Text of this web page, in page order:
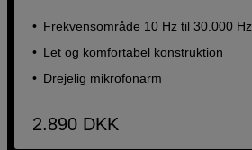
Frekvensområde 10 Hz til 30.000 Hz
Let og komfortabel konstruktion
Drejelig mikrofonarm
2.890 DKK